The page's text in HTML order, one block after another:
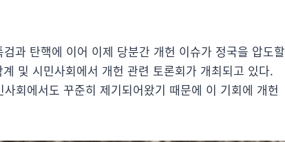
과 탄핵에 이어 이제 당분간 개헌 이슈가 정국을 압도할
및 시민사회에서 개헌 관련 토론회가 개최되고 있다.
회에서도 꾸준히 제기되어왔기 때문에 이 기회에 개헌